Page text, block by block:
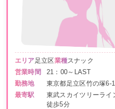
エリア足立区 業種スナック
営業時間
21：00～LAST
勤務地
東京都足立区竹の塚
最寄駅
東武スカイツリーライ
徒歩5分